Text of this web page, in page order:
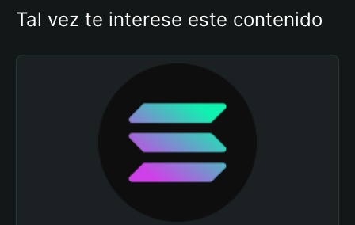
Tal vez te interese este contenido